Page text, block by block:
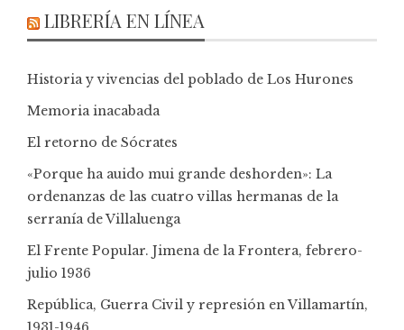
LIBRERÍA EN LÍNEA
Historia y vivencias del poblado de Los Hurones
Memoria inacabada
El retorno de Sócrates
«Porque ha auido mui grande deshorden»: La
ordenanzas de las cuatro villas hermanas de la
serranía de Villaluenga
El Frente Popular. Jimena de la Frontera, febrero-
julio 1936
República, Guerra Civil y represión en Villamartín,